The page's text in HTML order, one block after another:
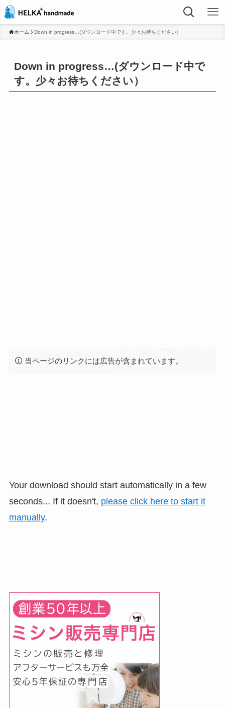
ホーム Down in progress…(ダウンロード中です。少々お待ちください）
Down in progress…(ダウンロード中で
す。少々お待ちください）
当ページのリンクには広告が含まれています。
Your download should start automatically in a few
seconds... If it doesn't, please click here to start it
manually.